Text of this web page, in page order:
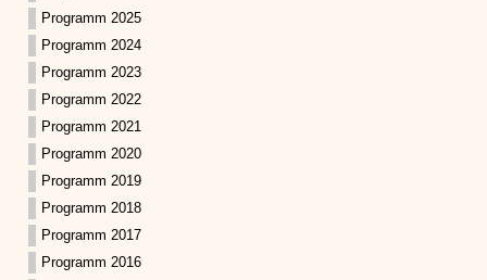
Programm 2025
Programm 2024
Programm 2023
Programm 2022
Programm 2021
Programm 2020
Programm 2019
Programm 2018
Programm 2017
Programm 2016